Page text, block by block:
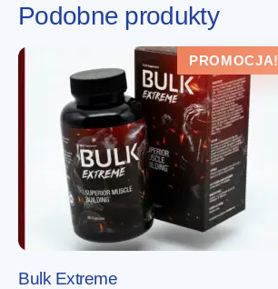
Podobne produkty
PROMOCJA!
Bulk Extreme